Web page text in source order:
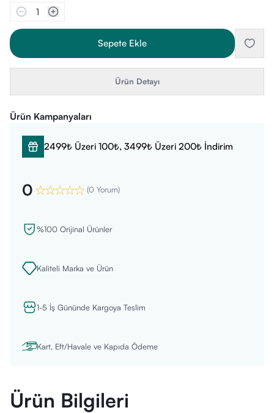
1
Sepete Ekle
Ürün Detayı
Ürün Kampanyaları
2499₺ Üzeri 100₺, 3499₺ Üzeri 200₺ İndirim
0 (0 Yorum)
%100 Orijinal Ürünler
Kaliteli Marka ve Ürün
1-5 İş Gününde Kargoya Teslim
Kart, Eft/Havale ve Kapıda Ödeme
Ürün Bilgileri